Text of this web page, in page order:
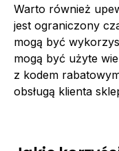
Warto również
jest ograniczony
mogą być
mogą być użyte
z kodem
obsługą klienta